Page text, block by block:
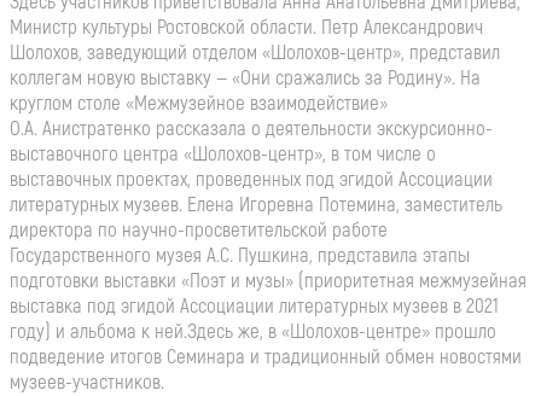
Министр культуры Ростовской области. Петр Александрович
Шолохов, заведующий отделом «Шолохов-центр», представил
коллегам новую выставку — «Они сражались за Родину». На
круглом столе «Межмузейное взаимодействие»
О.А. Анистратенко рассказала о деятельности экскурсионно-
выставочного центра «Шолохов-центр», в том числе о
выставочных проектах, проведенных под эгидой Ассоциации
литературных музеев. Елена Игоревна Потемина, заместитель
директора по научно-просветительской работе
Государственного музея А.С. Пушкина, представила этапы
подготовки выставки «Поэт и музы» (приоритетная межмузейная
выставка под эгидой Ассоциации литературных музеев в 2021
году) и альбома к ней.Здесь же, в «Шолохов-центре» прошло
подведение итогов Семинара и традиционный обмен новостями
музеев-участников.